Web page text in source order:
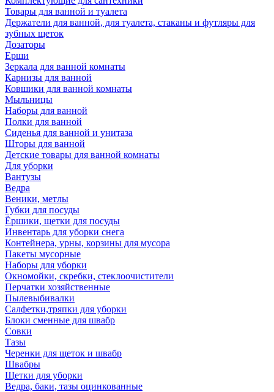
Товары для ванной и туалета
Держатели для ванной, для туалета, стаканы и футляры для
зубных щеток
Дозаторы
Ерши
Зеркала для ванной комнаты
Карнизы для ванной
Ковшики для ванной комнаты
Мыльницы
Наборы для ванной
Полки для ванной
Сиденья для ванной и унитаза
Шторы для ванной
Детские товары для ванной комнаты
Для уборки
Вантузы
Ведра
Веники, метлы
Губки для посуды
Ёршики, щетки для посуды
Инвентарь для уборки снега
Контейнера, урны, корзины для мусора
Пакеты мусорные
Наборы для уборки
Окномойки, скребки, стеклоочистители
Перчатки хозяйственные
Пылевыбивалки
Салфетки,тряпки для уборки
Блоки сменные для швабр
Совки
Тазы
Черенки для щеток и швабр
Швабры
Щетки для уборки
Ведра, баки, тазы оцинкованные